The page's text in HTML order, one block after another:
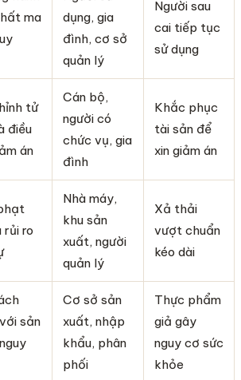
ma
dụng, gia
đình, cơ sở
quản lý
Người sau
cai tiếp tục
sử dụng
tử
điều
án
Cán bộ,
người có
chức vụ, gia
đình
Khắc phục
tài sản để
xin giảm án
rủi ro
Nhà máy,
khu sản
xuất, người
quản lý
Xả thải
vượt chuẩn
kéo dài
sản
Cơ sở sản
xuất, nhập
khẩu, phân
phối
Thực phẩm
giả gây
nguy cơ sức
khỏe